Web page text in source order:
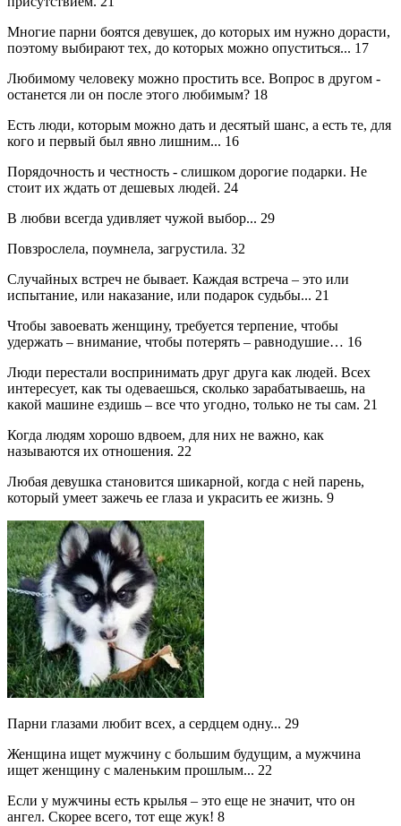
Многие парни боятся девушек, до которых им нужно дорасти,
поэтому выбирают тех, до которых можно опуститься... 17
Любимому человеку можно простить все. Вопрос в другом -
останется ли он после этого любимым? 18
Есть люди, которым можно дать и десятый шанс, а есть те, для
кого и первый был явно лишним... 16
Порядочность и честность - слишком дорогие подарки. Не
стоит их ждать от дешевых людей. 24
В любви всегда удивляет чужой выбор... 29
Повзрослела, поумнела, загрустила. 32
Случайных встреч не бывает. Каждая встреча – это или
испытание, или наказание, или подарок судьбы... 21
Чтобы завоевать женщину, требуется терпение, чтобы
удержать – внимание, чтобы потерять – равнодушие… 16
Люди перестали воспринимать друг друга как людей. Всех
интересует, как ты одеваешься, сколько зарабатываешь, на
какой машине ездишь – все что угодно, только не ты сам. 21
Когда людям хорошо вдвоем, для них не важно, как
называются их отношения. 22
Любая девушка становится шикарной, когда с ней парень,
который умеет зажечь ее глаза и украсить ее жизнь. 9
Парни глазами любит всех, а сердцем одну... 29
Женщина ищет мужчину с большим будущим, а мужчина
ищет женщину с маленьким прошлым... 22
Если у мужчины есть крылья – это еще не значит, что он
ангел. Скорее всего, тот еще жук! 8